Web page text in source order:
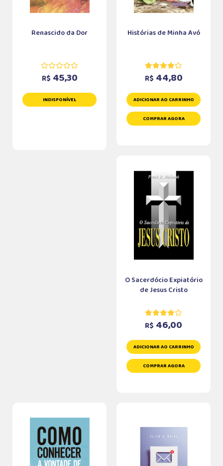
Renascido da Dor
R$ 45,30
INDISPONÍVEL
Histórias de Minha Avó
R$ 44,80
ADICIONAR AO CARRINHO
COMPRAR AGORA
O Sacerdócio Expiatório
de Jesus Cristo
R$ 46,00
ADICIONAR AO CARRINHO
COMPRAR AGORA